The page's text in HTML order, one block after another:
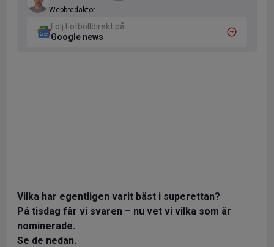
Webbredaktör
Följ Fotbolldirekt på
Google news
Vilka har egentligen varit bäst i superettan?
På tisdag får vi svaren – nu vet vi vilka som är
nominerade.
Se de nedan.